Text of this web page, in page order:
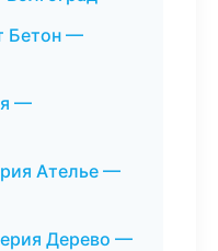
Бетон —
—
Ателье —
Дерево —